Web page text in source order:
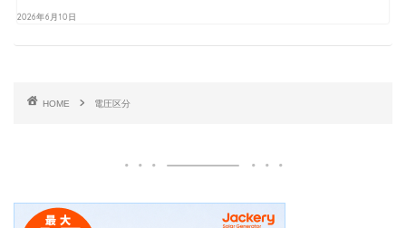
2026年6月10日
HOME 電圧区分